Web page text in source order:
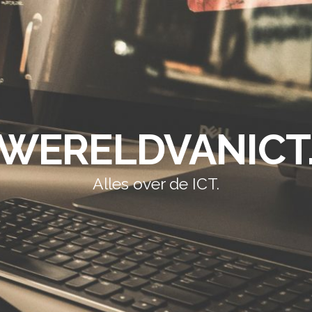
Alles over de ICT.